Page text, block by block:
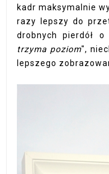
kadr maksymalnie
razy lepszy do
drobnych pierdół
trzyma poziom",
lepszego